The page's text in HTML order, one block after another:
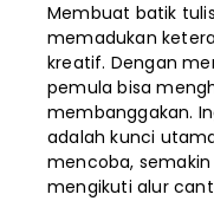
Membuat batik
memadukan
kreatif. Dengan
pemula bisa
membanggakan.
adalah kunci
mencoba,
mengikuti alur